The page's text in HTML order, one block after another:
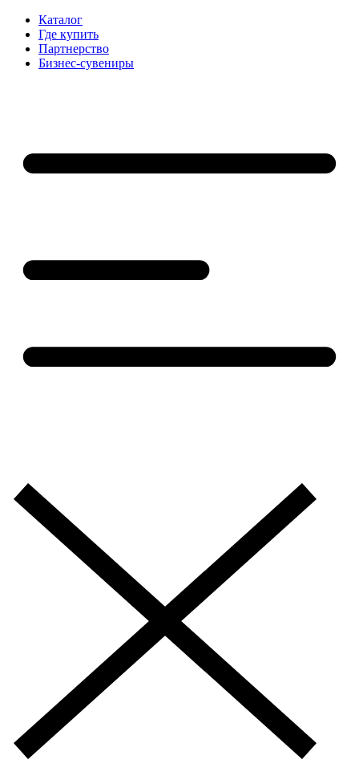
Каталог
Где купить
Партнерство
Бизнес-сувениры